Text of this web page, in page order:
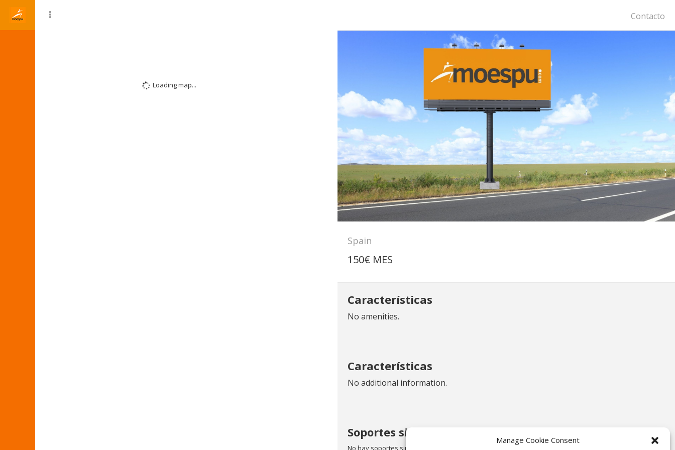
Manage Cookie Consent
Contacto
Loading map...
Spain
150€ MES
Características
No amenities.
Características
No additional information.
Soportes similares
No hay soportes similares.